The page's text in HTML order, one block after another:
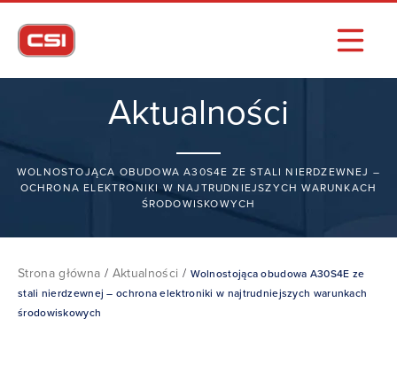
Aktualności
WOLNOSTOJĄCA OBUDOWA A30S4E ZE STALI NIERDZEWNEJ –
OCHRONA ELEKTRONIKI W NAJTRUDNIEJSZYCH WARUNKACH
ŚRODOWISKOWYCH
Strona główna / Aktualności / Wolnostojąca obudowa A30S4E ze
stali nierdzewnej – ochrona elektroniki w najtrudniejszych warunkach
środowiskowych